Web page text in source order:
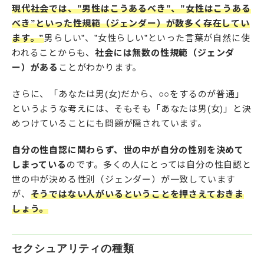
現代社会では、”男性はこうあるべき”、”女性はこうある
べき”といった性規範（ジェンダー）が数多く存在してい
ます。”男らしい”、”女性らしい”といった言葉が自然に使
われることからも、社会には無数の性規範（ジェンダ
ー）がある ことがわかります。
さらに、「あなたは男(女)だから、○○をするのが普通」
というような考えには、そもそも「あなたは男(女)」と決
めつけていることにも問題が隠されています。
自分の性自認に関わらず、世の中が自分の性別を決めて
しまっている のです。多くの人にとっては自分の性自認と
世の中が決める性別（ジェンダー）が一致しています
が、 そうではない人がいるということを押さえておきま
しょう。
セクシュアリティの種類